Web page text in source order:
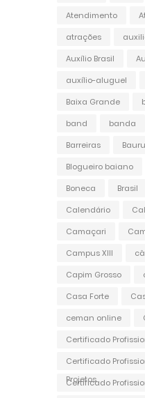
Atendimento
atrações
Auxílio Brasil
auxílio-aluguel
Baixa Grande
band
banda
Barreiras
Bauru
Blogueiro baiano
Boneca
Brasil
Calendário
Camaçari
Campus XIII
Capim Grosso
Casa Forte
ceman online
Certificado
Certificado
Projetos
Certificado